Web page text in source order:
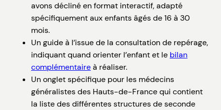
avons décliné en format interactif, adapté
spécifiquement aux enfants âgés de 16 à 30
mois.
Un guide à l’issue de la consultation de repérage,
indiquant quand orienter l’enfant et le bilan
complémentaireà réaliser.
Un onglet spécifique pour les médecins
généralistes des Hauts-de-France qui contient
la liste des différentes structures de seconde